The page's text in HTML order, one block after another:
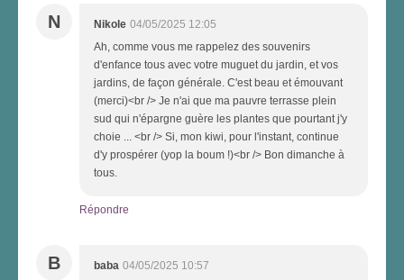
N Nikole 04/05/2025 12:05
Ah, comme vous me rappelez des souvenirs
d'enfance tous avec votre muguet du jardin, et vos
jardins, de façon générale. C'est beau et émouvant
(merci)<br /> Je n'ai que ma pauvre terrasse plein
sud qui n'épargne guère les plantes que pourtant j'y
choie ... <br /> Si, mon kiwi, pour l'instant, continue
d'y prospérer (yop la boum !)<br /> Bon dimanche à
tous.
Répondre
B baba 04/05/2025 10:57